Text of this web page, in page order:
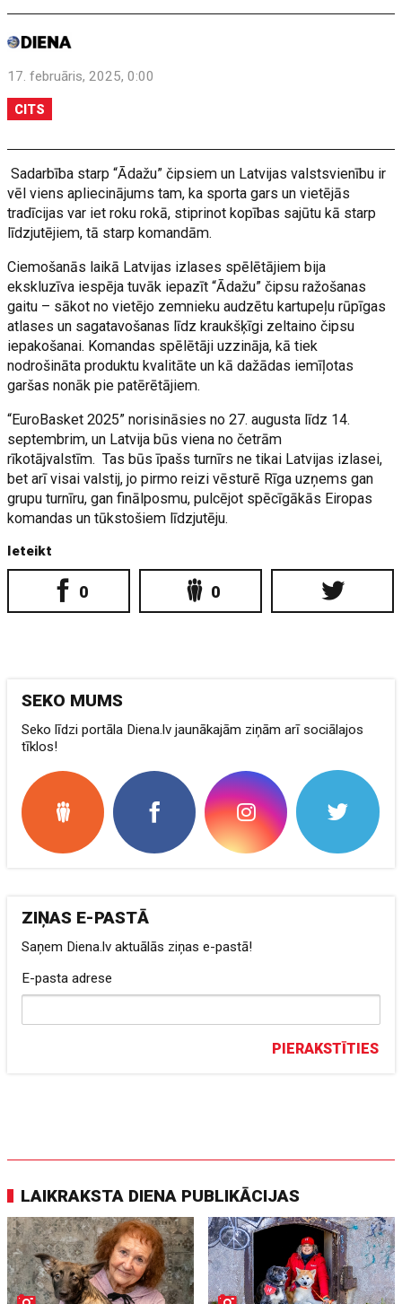
17. februāris, 2025, 0:00
CITS
Sadarbība starp “Ādažu” čipsiem un Latvijas valstsvienību ir
vēl viens apliecinājums tam, ka sporta gars un vietējās
tradīcijas var iet roku rokā, stiprinot kopības sajūtu kā starp
līdzjutējiem, tā starp komandām.
Ciemošanās laikā Latvijas izlases spēlētājiem bija
ekskluzīva iespēja tuvāk iepazīt “Ādažu” čipsu ražošanas
gaitu – sākot no vietējo zemnieku audzētu kartupeļu rūpīgas
atlases un sagatavošanas līdz kraukšķīgi zeltaino čipsu
iepakošanai. Komandas spēlētāji uzzināja, kā tiek
nodrošināta produktu kvalitāte un kā dažādas iemīļotas
garšas nonāk pie patērētājiem.
“EuroBasket 2025” norisināsies no 27. augusta līdz 14.
septembrim, un Latvija būs viena no četrām
rīkotājvalstīm. Tas būs īpašs turnīrs ne tikai Latvijas izlasei,
bet arī visai valstij, jo pirmo reizi vēsturē Rīga uzņems gan
grupu turnīru, gan finālposmu, pulcējot spēcīgākās Eiropas
komandas un tūkstošiem līdzjutēju.
Ieteikt
0 0
SEKO MUMS
Seko līdzi portāla Diena.lv jaunākajām ziņām arī sociālajos
tīklos!
ZIŅAS E-PASTĀ
Saņem Diena.lv aktuālās ziņas e-pastā!
E-pasta adrese
PIERAKSTĪTIES
LAIKRAKSTA DIENA PUBLIKĀCIJAS